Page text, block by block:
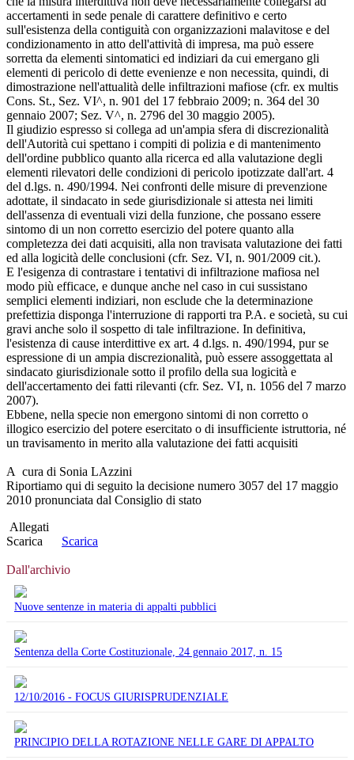
accertamenti in sede penale di carattere definitivo e certo
sull'esistenza della contiguità con organizzazioni malavitose e del
condizionamento in atto dell'attività di impresa, ma può essere
sorretta da elementi sintomatici ed indiziari da cui emergano gli
elementi di pericolo di dette evenienze e non necessita, quindi, di
dimostrazione nell'attualità delle infiltrazioni mafiose (cfr. ex multis
Cons. St., Sez. VI^, n. 901 del 17 febbraio 2009; n. 364 del 30
gennaio 2007; Sez. V^, n. 2796 del 30 maggio 2005).
Il giudizio espresso si collega ad un'ampia sfera di discrezionalità
dell'Autorità cui spettano i compiti di polizia e di mantenimento
dell'ordine pubblico quanto alla ricerca ed alla valutazione degli
elementi rilevatori delle condizioni di pericolo ipotizzate dall'art. 4
del d.lgs. n. 490/1994. Nei confronti delle misure di prevenzione
adottate, il sindacato in sede giurisdizionale si attesta nei limiti
dell'assenza di eventuali vizi della funzione, che possano essere
sintomo di un non corretto esercizio del potere quanto alla
completezza dei dati acquisiti, alla non travisata valutazione dei fatti
ed alla logicità delle conclusioni (cfr. Sez. VI, n. 901/2009 cit.).
E l'esigenza di contrastare i tentativi di infiltrazione mafiosa nel
modo più efficace, e dunque anche nel caso in cui sussistano
semplici elementi indiziari, non esclude che la determinazione
prefettizia disponga l'interruzione di rapporti tra P.A. e società, su cui
gravi anche solo il sospetto di tale infiltrazione. In definitiva,
l'esistenza di cause interdittive ex art. 4 d.lgs. n. 490/1994, pur se
espressione di un ampia discrezionalità, può essere assoggettata al
sindacato giurisdizionale sotto il profilo della sua logicità e
dell'accertamento dei fatti rilevanti (cfr. Sez. VI, n. 1056 del 7 marzo
2007).
Ebbene, nella specie non emergono sintomi di non corretto o
illogico esercizio del potere esercitato o di insufficiente istruttoria, né
un travisamento in merito alla valutazione dei fatti acquisiti
A cura di Sonia LAzzini
Riportiamo qui di seguito la decisione numero 3057 del 17 maggio
2010 pronunciata dal Consiglio di stato
Allegati
Scarica
Scarica
Dall'archivio
Nuove sentenze in materia di appalti pubblici
Sentenza della Corte Costituzionale, 24 gennaio 2017, n. 15
12/10/2016 - FOCUS GIURISPRUDENZIALE
PRINCIPIO DELLA ROTAZIONE NELLE GARE DI APPALTO